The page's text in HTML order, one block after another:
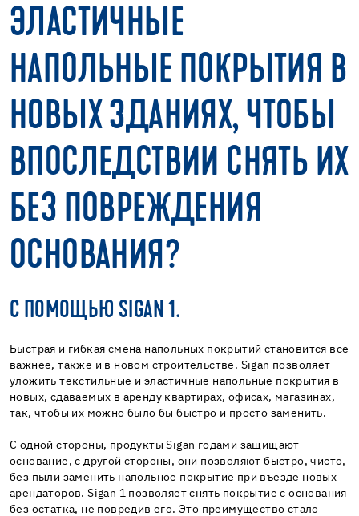
ЭЛАСТИЧНЫЕ
НАПОЛЬНЫЕ ПОКРЫТИЯ В
НОВЫХ ЗДАНИЯХ, ЧТОБЫ
ВПОСЛЕДСТВИИ СНЯТЬ ИХ
БЕЗ ПОВРЕЖДЕНИЯ
ОСНОВАНИЯ?
С ПОМОЩЬЮ SIGAN 1.
Быстрая и гибкая смена напольных покрытий становится все
важнее, также и в новом строительстве. Sigan позволяет
уложить текстильные и эластичные напольные покрытия в
новых, сдаваемых в аренду квартирах, офисах, магазинах,
так, чтобы их можно было бы быстро и просто заменить.
С одной стороны, продукты Sigan годами защищают
основание, с другой стороны, они позволяют быстро, чисто,
без пыли заменить напольное покрытие при въезде новых
арендаторов. Sigan 1 позволяет снять покрытие с основания
без остатка, не повредив его. Это преимущество стало